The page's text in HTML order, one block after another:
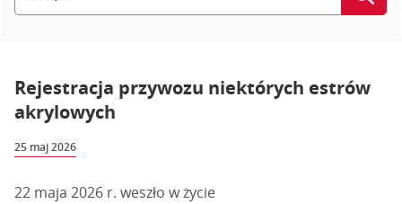
Rejestracja przywozu niektórych estrów
akrylowych
25 maj 2026
22 maja 2026 r. weszło w życie